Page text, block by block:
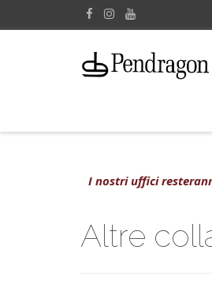
I nostri uffici
Altre